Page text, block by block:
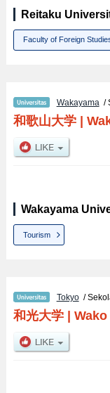
Reitaku
Faculty of Foreign
Wakayama /
和歌山大学|
Wakayama
Tourism
Tokyo/
和光大学|